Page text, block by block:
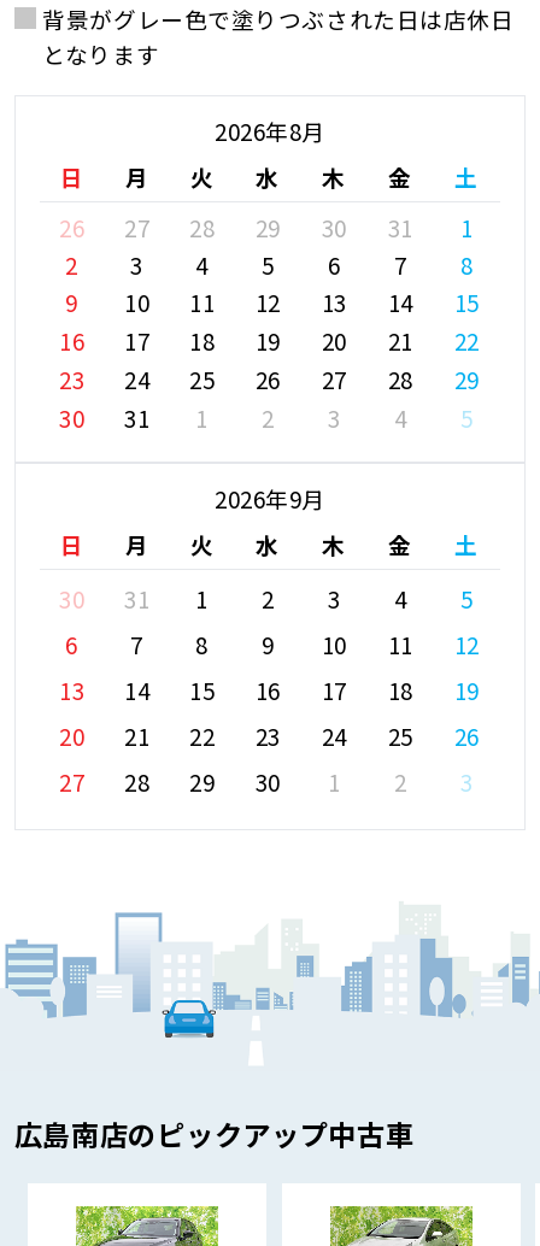
背景がグレー色で塗りつぶされた日は店休日
となります
2026年8月
日
月 火 水 木 金
土
26
27 28 29 30 31
1
2
3 4 5 6 7
8
9
10 11 12 13 14
15
16
17 18 19 20 21
22
23
24 25 26 27 28
29
30
31 1 2 3 4 5
2026年9月
日
月 火 水 木 金
土
30
31 1 2 3 4
5
6
7 8 9 10 11
12
13
14 15 16 17 18
19
20
21 22 23 24 25
26
27
28 29 30 1 2 3
広島南店のピックアップ中古車